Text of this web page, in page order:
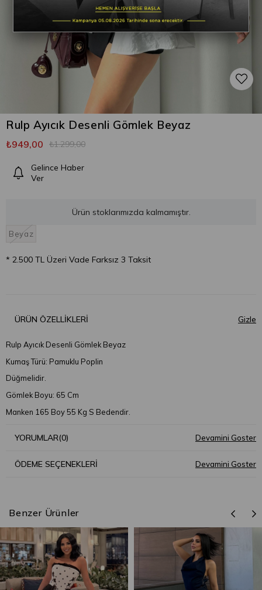
Rulp Ayıcık Desenli Gömlek Beyaz
₺1.299,00
₺949,00
Gelince Haber
Ver
Ürün stoklarımızda kalmamıştır.
Beyaz
* 2.500 TL Üzeri Vade Farksız 3 Taksit
ÜRÜN ÖZELLIKLERI
Rulp Ayıcık Desenli Gömlek Beyaz
Kumaş Türü: Pamuklu Poplin
Düğmelidir.
Gömlek Boyu: 65 Cm
Manken 165 Boy 55 Kg S Bedendir.
YORUMLAR(0)
ÖDEME SEÇENEKLERI
Benzer Ürünler